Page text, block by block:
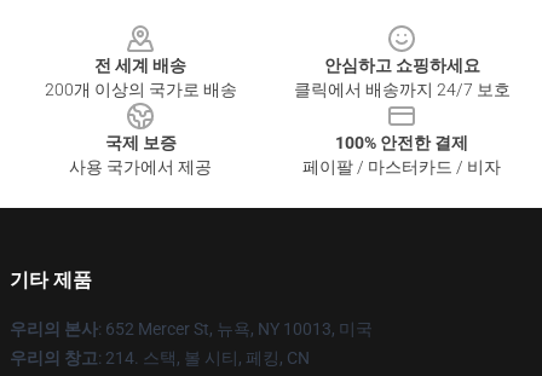
전 세계 배송
200개 이상의 국가로 배송
안심하고 쇼핑하세요
클릭에서 배송까지 24/7 보호
국제 보증
사용 국가에서 제공
100% 안전한 결제
페이팔 / 마스터카드 / 비자
기타 제품
우리의 본사: 652 Mercer St, 뉴욕, NY 10013, 미국
우리의 창고: 214. 스택, 볼 시티, 페킹, CN